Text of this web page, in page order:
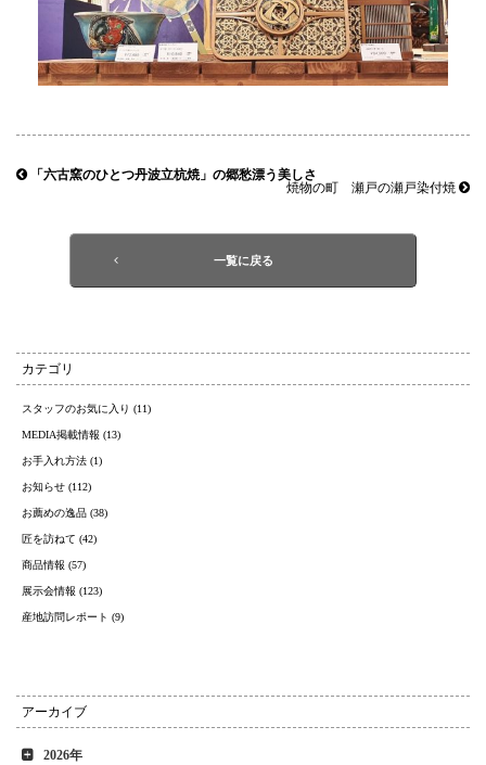
「六古窯のひとつ丹波立杭焼」の郷愁漂う美しさ
焼物の町 瀬戸の瀬戸染付焼
一覧に戻る
カテゴリ
スタッフのお気に入り (11)
MEDIA掲載情報 (13)
お手入れ方法 (1)
お知らせ (112)
お薦めの逸品 (38)
匠を訪ねて (42)
商品情報 (57)
展示会情報 (123)
産地訪問レポート (9)
アーカイブ
2026年